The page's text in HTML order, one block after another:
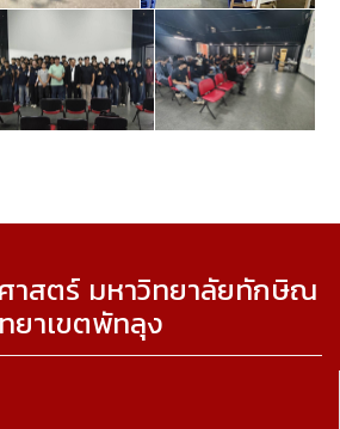
าสตร์ มหาวิทยาลัยทักษิณ
ยาเขตพัทลุง